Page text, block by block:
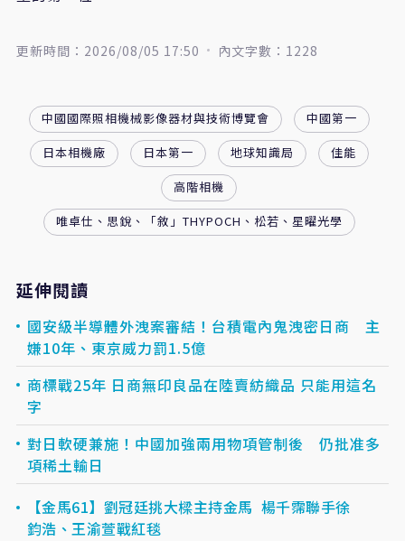
更新時間：2026/08/05 17:50 內文字數：1228
中國國際照相機械影像器材與技術博覽會
中國第一
日本相機廠
日本第一 地球知識局
佳能
高階相機
唯卓仕、思銳、「敘」THYPOCH、松若、星曜光學
延伸閱讀
國安級半導體外洩案審結！台積電內鬼洩密日商 主
嫌10年、東京威力罰1.5億
商標戰25年 日商無印良品在陸賣紡織品 只能用這名
字
對日軟硬兼施！中國加強兩用物項管制後 仍批准多
項稀土輸日
【金馬61】劉冠廷挑大樑主持金馬 楊千霈聯手徐
鈞浩、王渝萱戰紅毯